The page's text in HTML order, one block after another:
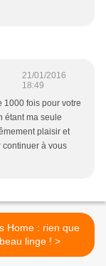
21/01/2016
18:49
1000 fois pour votre
étant ma seule
plaisir et
continuer à vous
Home : rien que
du beau linge ! >